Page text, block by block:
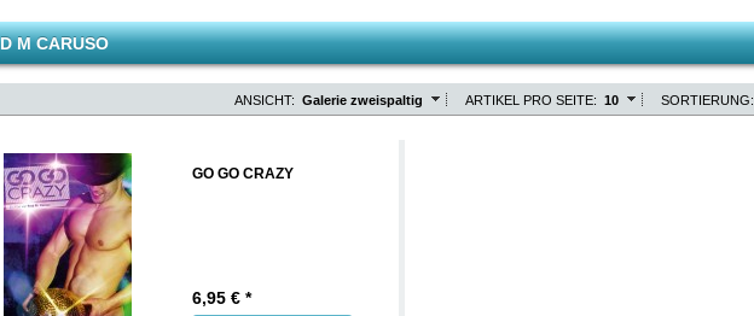
M CARUSO
SORTIERUNG:
ARTIKEL PRO SEITE: 10
ANSICHT: Galerie zweispaltig
GO GO CRAZY
6,95 € *